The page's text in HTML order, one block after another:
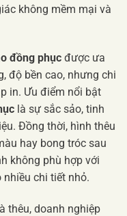
không mềm mại và
đồng phục được ưa
độ bền cao, nhưng chi
in. Ưu điểm nổi bật
là sự sắc sảo, tinh
Đồng thời, hình thêu
hay bong tróc sau
không phù hợp với
chi tiết nhỏ.
thêu, doanh nghiệp